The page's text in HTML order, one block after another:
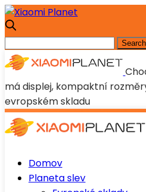
má displej, kompaktní
evropském skladu
Domov
Planeta slev